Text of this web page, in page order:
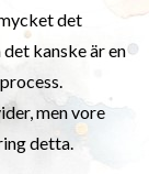
det
kanske är en
men vore
detta.